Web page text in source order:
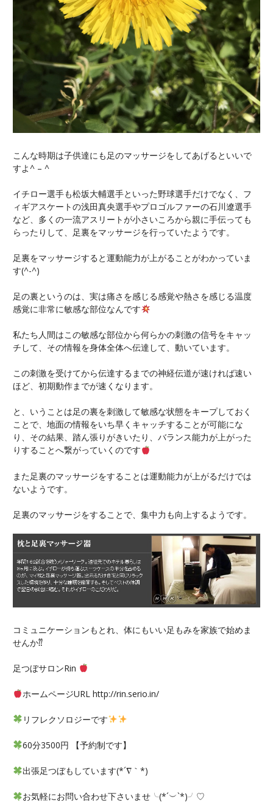
こんな時期は子供達にも足のマッサージをしてあげるといいで
すよ^ – ^
イチロー選手も松坂大輔選手といった野球選手だけでなく、フ
ィギアスケートの浅田真央選手やプロゴルファーの石川遼選手
など、多くの一流アスリートが小さいころから親に手伝っても
らったりして、足裏をマッサージを行っていたようです。
足裏をマッサージすると運動能力が上がることがわかっていま
す(^-^)
足の裏というのは、実は痛さを感じる感覚や熱さを感じる温度
感覚に非常に敏感な部位なんです
私たち人間はこの敏感な部位から何らかの刺激の信号をキャッ
チして、その情報を身体全体へ伝達して、動いています。
この刺激を受けてから伝達するまでの神経伝道が速ければ速い
ほど、初期動作までが速くなります。
と、いうことは足の裏を刺激して敏感な状態をキープしておく
ことで、地面の情報をいち早くキャッチすることが可能にな
り、その結果、踏ん張りがきいたり、バランス能力が上がった
りすることへ繋がっていくのです
また足裏のマッサージをすることは運動能力が上がるだけでは
ないようです。
足裏のマッサージをすることで、集中力も向上するようです。
コミュニケーションもとれ、体にもいい足もみを家族で始めま
せんか⁇
足つぼサロンRin
ホームページURL http://rin.serio.in/
リフレクソロジーです
60分3500円 【予約制です】
出張足つぼもしています(*´∇｀*)
お気軽にお問い合わせ下さいませ╰(*´︶`*)╯♡